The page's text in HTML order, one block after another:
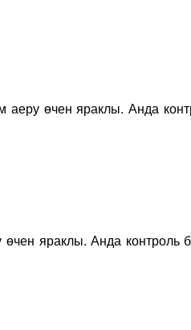
өчен яраклы. Анда
яраклы. Анда контроль